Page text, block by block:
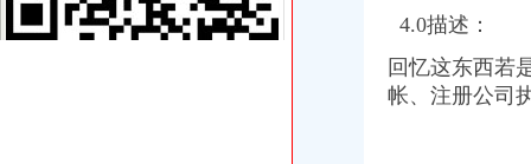
专业注册香港公司_香港公司注册_香港注册公司_香港公司做账报税
【代理建账、记账、网上报税代办公司注册、变更注销】-青秀新竹易
【香港公司4月报税期您准备好了吗？杭州卓信公司】-萧山南易登网
公司代理记账税务报税企业出口退税【今日推荐网-临沂工商/税务/财务】
4.0描述：
回忆这东西若
帐、注册公司